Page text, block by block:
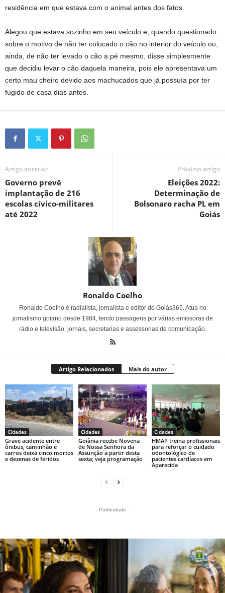
residência em que estava com o animal antes dos fatos.
Alegou que estava sozinho em seu veículo e, quando questionado
sobre o motivo de não ter colocado o cão no interior do veículo ou,
ainda, de não ter levado o cão a pé mesmo, disse simplesmente
que decidiu levar o cão daquela maneira, pois ele apresentava um
certo mau cheiro devido aos machucados que já possuía por ter
fugido de casa dias antes.
Artigo anterior
Governo prevê
implantação de 216
escolas cívico-militares
até 2022
Próximo artigo
Eleições 2022:
Determinação de
Bolsonaro racha PL em
Goiás
Ronaldo Coelho
Ronaldo Coelho é radialista, jornalista e editor do Goiás365. Atua no
jornalismo goiano desde 1984, tendo passagens por várias emissoras de
rádio e televisão, jornais, secretarias e assessorias de comunicação.
Artigo Relacionados Mais do autor
Cidades
Grave acidente entre
ônibus, caminhão e
carros deixa cinco mortos
e dezenas de feridos
Cidades
Goiânia recebe Novena
de Nossa Senhora da
Assunção a partir desta
sexta; veja programação
Cidades
HMAP treina profissionais
para reforçar o cuidado
odontológico de
pacientes cardíacos em
Aparecida
- Publicidade -